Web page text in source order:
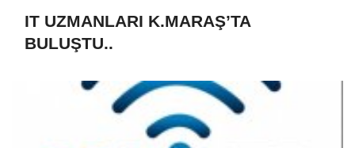
IT UZMANLARI K.MARAŞ’TA
BULUŞTU..